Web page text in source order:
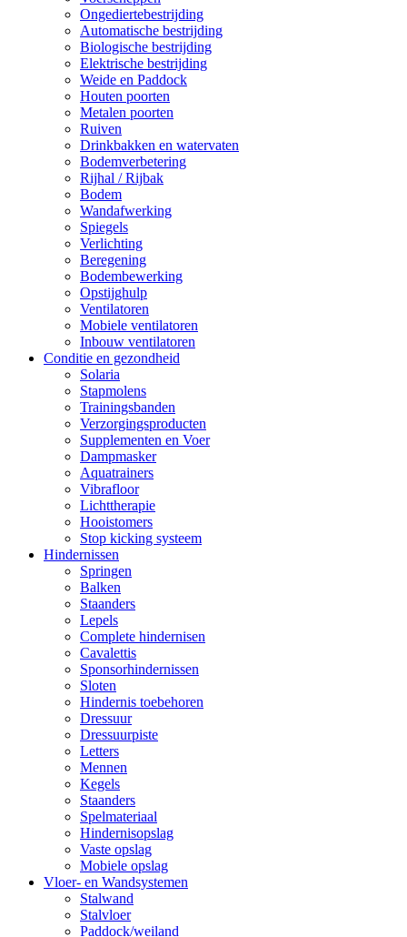
Ongediertebestrijding
Automatische bestrijding
Biologische bestrijding
Elektrische bestrijding
Weide en Paddock
Houten poorten
Metalen poorten
Ruiven
Drinkbakken en watervaten
Bodemverbetering
Rijhal / Rijbak
Bodem
Wandafwerking
Spiegels
Verlichting
Beregening
Bodembewerking
Opstijghulp
Ventilatoren
Mobiele ventilatoren
Inbouw ventilatoren
Conditie en gezondheid
Solaria
Stapmolens
Trainingsbanden
Verzorgingsproducten
Supplementen en Voer
Dampmasker
Aquatrainers
Vibrafloor
Lichttherapie
Hooistomers
Stop kicking systeem
Hindernissen
Springen
Balken
Staanders
Lepels
Complete hindernisen
Cavalettis
Sponsorhindernissen
Sloten
Hindernis toebehoren
Dressuur
Dressuurpiste
Letters
Mennen
Kegels
Staanders
Spelmateriaal
Hindernisopslag
Vaste opslag
Mobiele opslag
Vloer- en Wandsystemen
Stalwand
Stalvloer
Paddock/weiland